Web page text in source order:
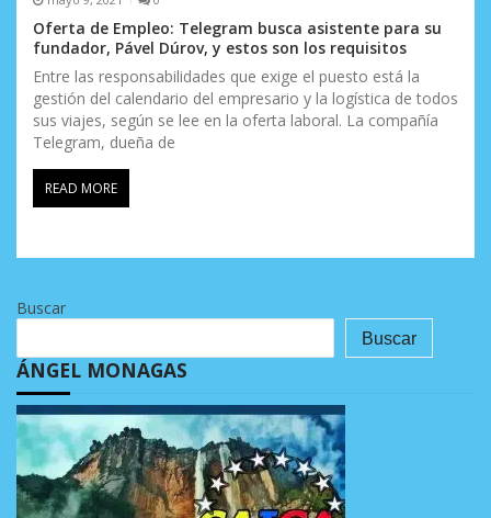
Oferta de Empleo: Telegram busca asistente para su
fundador, Pável Dúrov, y estos son los requisitos
Entre las responsabilidades que exige el puesto está la
gestión del calendario del empresario y la logística de todos
sus viajes, según se lee en la oferta laboral. La compañía
Telegram, dueña de
READ MORE
Buscar
Buscar
ÁNGEL MONAGAS